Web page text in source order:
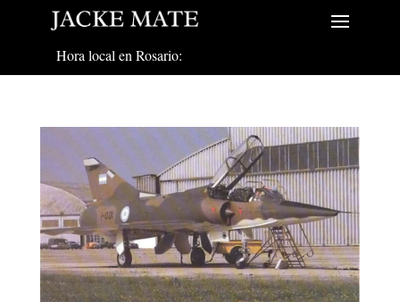
Hora local en Rosario: